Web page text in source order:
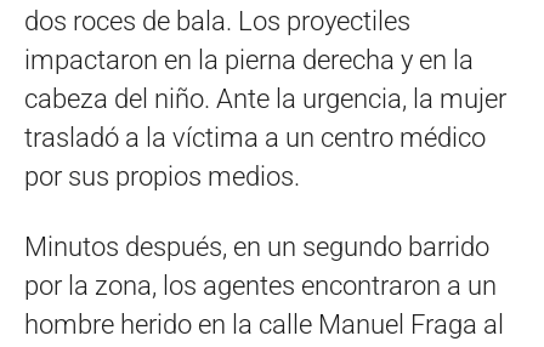
dos roces de bala. Los proyectiles
impactaron en la pierna derecha y en la
cabeza del niño. Ante la urgencia, la mujer
trasladó a la víctima a un centro médico
por sus propios medios.
Minutos después, en un segundo barrido
por la zona, los agentes encontraron a un
hombre herido en la calle Manuel Fraga al